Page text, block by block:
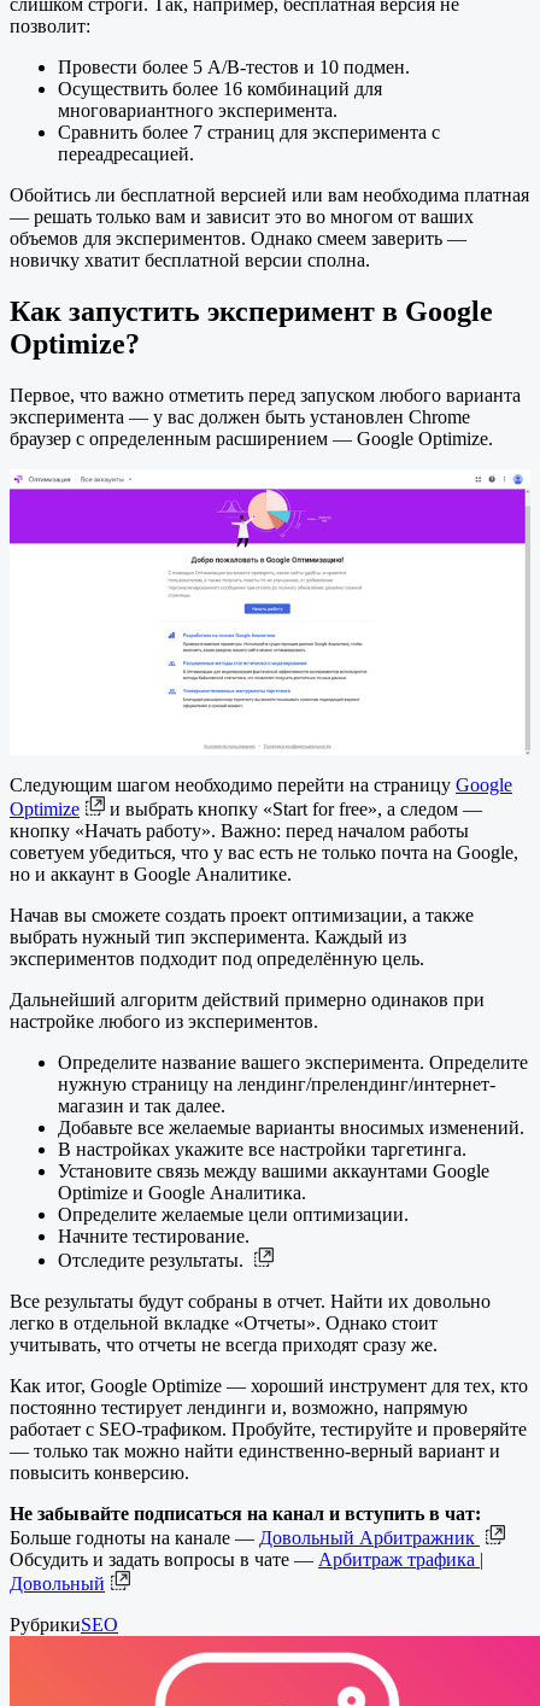
слишком строги. Так, например, бесплатная версия не
позволит:
Провести более 5 A/B-тестов и 10 подмен.
Осуществить более 16 комбинаций для
многовариантного эксперимента.
Сравнить более 7 страниц для эксперимента с
переадресацией.
Обойтись ли бесплатной версией или вам необходима платная
— решать только вам и зависит это во многом от ваших
объемов для экспериментов. Однако смеем заверить —
новичку хватит бесплатной версии сполна.
Как запустить эксперимент в Google
Optimize?
Первое, что важно отметить перед запуском любого варианта
эксперимента — у вас должен быть установлен Chrome
браузер с определенным расширением — Google Optimize.
Следующим шагом необходимо перейти на страницу Google
Optimize
и выбрать кнопку «Start for free», а следом —
кнопку «Начать работу». Важно: перед началом работы
советуем убедиться, что у вас есть не только почта на Google,
но и аккаунт в Google Аналитике.
Начав вы сможете создать проект оптимизации, а также
выбрать нужный тип эксперимента. Каждый из
экспериментов подходит под определённую цель.
Дальнейший алгоритм действий примерно одинаков при
настройке любого из экспериментов.
Определите название вашего эксперимента. Определите
нужную страницу на лендинг/прелендинг/интернет-
магазин и так далее.
Добавьте все желаемые варианты вносимых изменений.
В настройках укажите все настройки таргетинга.
Установите связь между вашими аккаунтами Google
Optimize и Google Аналитика.
Определите желаемые цели оптимизации.
Начните тестирование.
Отследите результаты.
Все результаты будут собраны в отчет. Найти их довольно
легко в отдельной вкладке «Отчеты». Однако стоит
учитывать, что отчеты не всегда приходят сразу же.
Как итог, Google Optimize — хороший инструмент для тех, кто
постоянно тестирует лендинги и, возможно, напрямую
работает с SEO-трафиком. Пробуйте, тестируйте и проверяйте
— только так можно найти единственно-верный вариант и
повысить конверсию.
Не забывайте подписаться на канал и вступить в чат:
Больше годноты на канале — Довольный Арбитражник
Обсудить и задать вопросы в чате — Арбитраж трафика |
Довольный
РубрикиSEO